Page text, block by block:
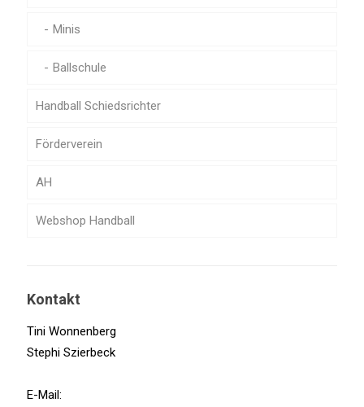
Minis
Ballschule
Handball Schiedsrichter
Förderverein
AH
Webshop Handball
Kontakt
Tini Wonnenberg
Stephi Szierbeck
E-Mail: